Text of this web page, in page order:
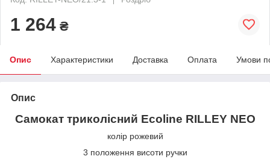
1 264 ₴
Опис Характеристики Доставка Оплата Умови
Опис
Самокат триколісний Ecoline RILLEY NEO
колір рожевий
3 положення висоти ручки